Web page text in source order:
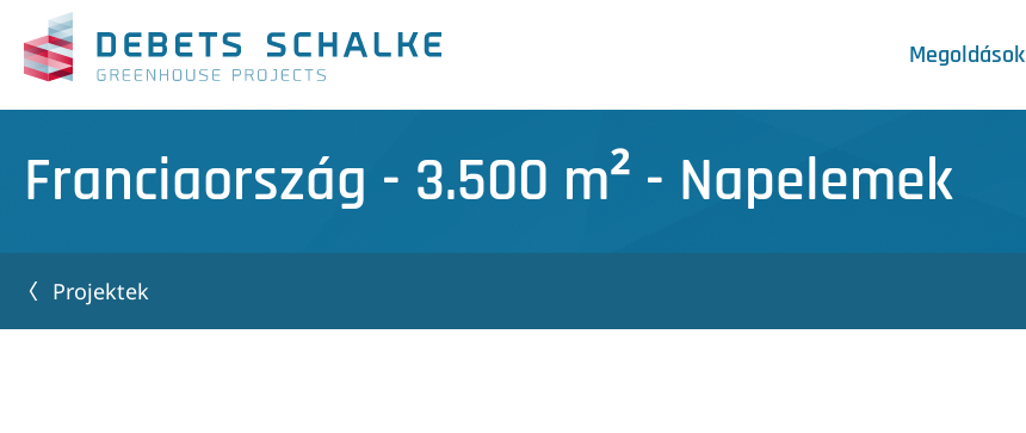
Megoldások
Franciaország - 3.500 m² - Napelemek
Projektek